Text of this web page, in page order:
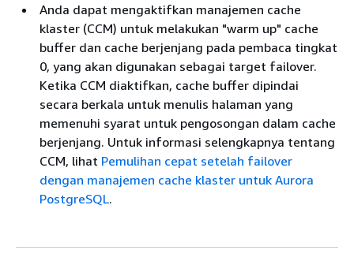
Anda dapat mengaktifkan manajemen cache
klaster (CCM) untuk melakukan "warm up" cache
buffer dan cache berjenjang pada pembaca tingkat
0, yang akan digunakan sebagai target failover.
Ketika CCM diaktifkan, cache buffer dipindai
secara berkala untuk menulis halaman yang
memenuhi syarat untuk pengosongan dalam cache
berjenjang. Untuk informasi selengkapnya tentang
CCM, lihat Pemulihan cepat setelah failover
dengan manajemen cache klaster untuk Aurora
PostgreSQL.